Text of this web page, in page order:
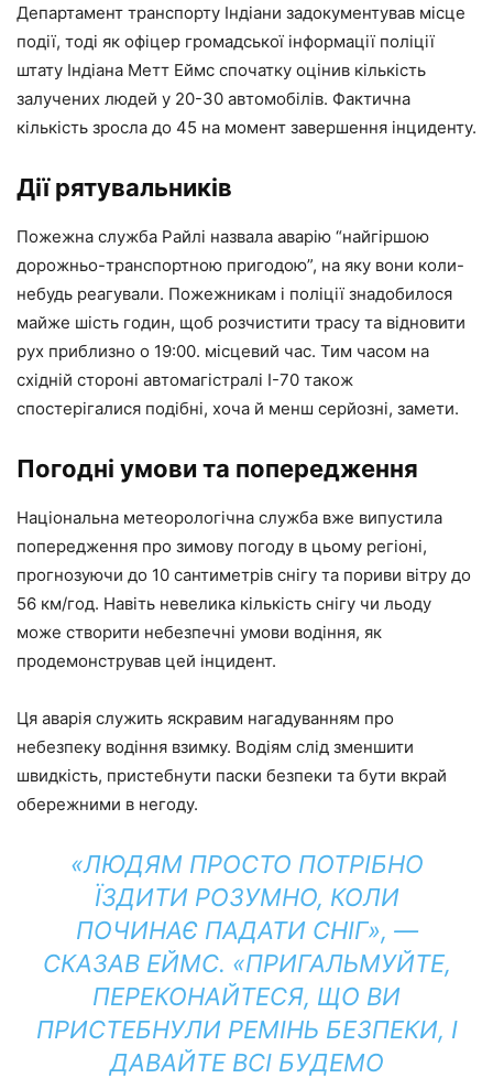
Департамент транспорту Індіани задокументував місце
події, тоді як офіцер громадської інформації поліції
штату Індіана Метт Еймс спочатку оцінив кількість
залучених людей у ​​20-30 автомобілів. Фактична
кількість зросла до 45 на момент завершення інциденту.
Дії рятувальників
Пожежна служба Райлі назвала аварію “найгіршою
дорожньо-транспортною пригодою”, на яку вони коли-
небудь реагували. Пожежникам і поліції знадобилося
майже шість годин, щоб розчистити трасу та відновити
рух приблизно о 19:00. місцевий час. Тим часом на
східній стороні автомагістралі I-70 також
спостерігалися подібні, хоча й менш серйозні, замети.
Погодні умови та попередження
Національна метеорологічна служба вже випустила
попередження про зимову погоду в цьому регіоні,
прогнозуючи до 10 сантиметрів снігу та пориви вітру до
56 км/год. Навіть невелика кількість снігу чи льоду
може створити небезпечні умови водіння, як
продемонстрував цей інцидент.
Ця аварія служить яскравим нагадуванням про
небезпеку водіння взимку. Водіям слід зменшити
швидкість, пристебнути паски безпеки та бути вкрай
обережними в негоду.
«ЛЮДЯМ ПРОСТО ПОТРІБНО
ЇЗДИТИ РОЗУМНО, КОЛИ
ПОЧИНАЄ ПАДАТИ СНІГ», —
СКАЗАВ ЕЙМС. «ПРИГАЛЬМУЙТЕ,
ПЕРЕКОНАЙТЕСЯ, ЩО ВИ
ПРИСТЕБНУЛИ РЕМІНЬ БЕЗПЕКИ, І
ДАВАЙТЕ ВСІ БУДЕМО